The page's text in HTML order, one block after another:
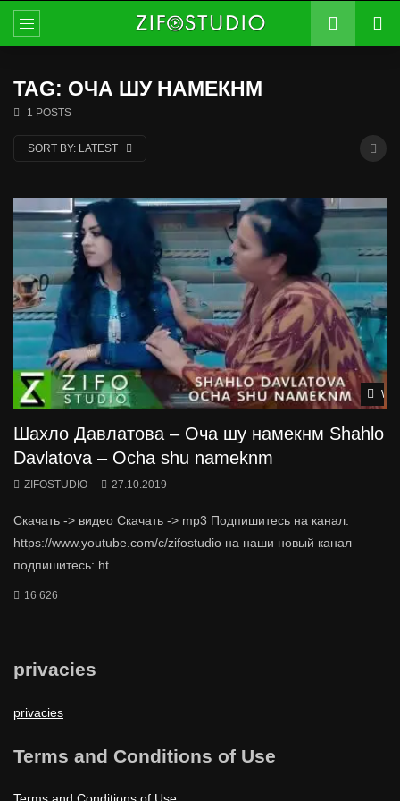
TAG: ОЧА ШУ НАМЕКНМ
1 POSTS
SORT BY: LATEST
Шахло Давлатова – Оча шу намекнм Shahlo
Davlatova – Ocha shu nameknm
ZIFOSTUDIO 27.10.2019
Скачать -> видео Скачать -> mp3 Подпишитесь на канал:
https://www.youtube.com/c/zifostudio на наши новый канал
подпишитесь: ht...
16 626
privacies
privacies
Terms and Conditions of Use